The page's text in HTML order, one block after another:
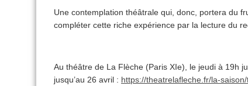
Une contemplation théâtrale qui, donc, portera du
compléter cette riche expérience par la lecture du
Au théâtre de La Flèche (Paris XIe), le jeudi à 19h
jusqu’au 26 avril : https://theatrelafleche.fr/la-